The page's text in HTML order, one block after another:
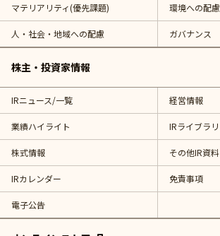
マテリアリティ(優先課題) 環境への配慮
人・社会・地域への配慮 ガバナンス
株主・投資家情報
IRニュース/一覧 経営情報
業績ハイライト IRライブラリ
株式情報 その他IR資料
IRカレンダー 免責事項
電子公告